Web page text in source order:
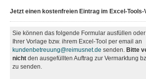
Jetzt einen kostenfreien Eintrag im Excel-Tools-
Sie können das folgende Formular ausfüllen
Ihrer Vorlage bzw. ihrem Excel-Tool per email an
kundenbetreuung@reimusnet.de senden. Bitte
nicht den ausgefüllten Auftrag zur Vermarktung
zu senden.